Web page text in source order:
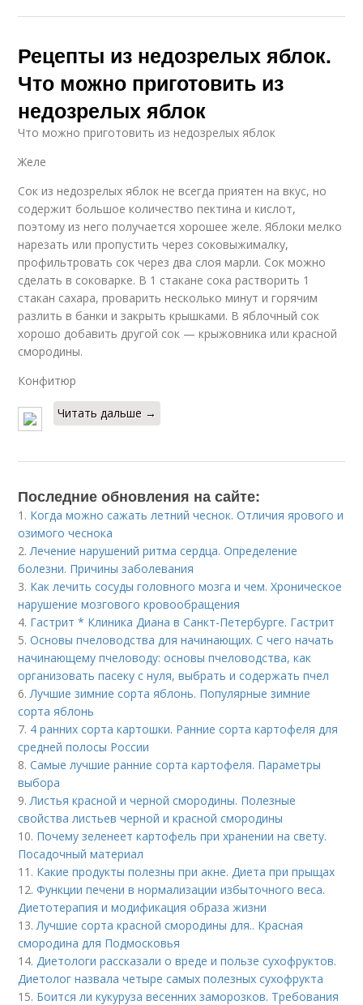
Рецепты из недозрелых яблок.
Что можно приготовить из
недозрелых яблок
Что можно приготовить из недозрелых яблок
Желе
Сок из недозрелых яблок не всегда приятен на вкус, но
содержит большое количество пектина и кислот,
поэтому из него получается хорошее желе. Яблоки мелко
нарезать или пропустить через соковыжималку,
профильтровать сок через два слоя марли. Сок можно
сделать в соковарке. В 1 стакане сока растворить 1
стакан сахара, проварить несколько минут и горячим
разлить в банки и закрыть крышками. В яблочный сок
хорошо добавить другой сок — крыжовника или красной
смородины.
Конфитюр
Читать дальше →
Последние обновления на сайте:
1. Когда можно сажать летний чеснок. Отличия ярового и
озимого чеснока
2. Лечение нарушений ритма сердца. Определение
болезни. Причины заболевания
3. Как лечить сосуды головного мозга и чем. Хроническое
нарушение мозгового кровообращения
4. Гастрит * Клиника Диана в Санкт-Петербурге. Гастрит
5.Основы пчеловодства для начинающих. С чего начать
начинающему пчеловоду: основы пчеловодства, как
организовать пасеку с нуля, выбрать и содержать пчел
6. Лучшие зимние сорта яблонь. Популярные зимние
сорта яблонь
7. 4 ранних сорта картошки. Ранние сорта картофеля для
средней полосы России
8.Самые лучшие ранние сорта картофеля. Параметры
выбора
9. Листья красной и черной смородины. Полезные
свойства листьев черной и красной смородины
10. Почему зеленеет картофель при хранении на свету.
Посадочный материал
11. Какие продукты полезны при акне. Диета при прыщах
12.Функции печени в нормализации избыточного веса.
Диетотерапия и модификация образа жизни
13. Лучшие сорта красной смородины для.. Красная
смородина для Подмосковья
14. Диетологи рассказали о вреде и пользе сухофруктов.
Диетолог назвала четыре самых полезных сухофрукта
15. Боится ли кукуруза весенних заморозков. Требования